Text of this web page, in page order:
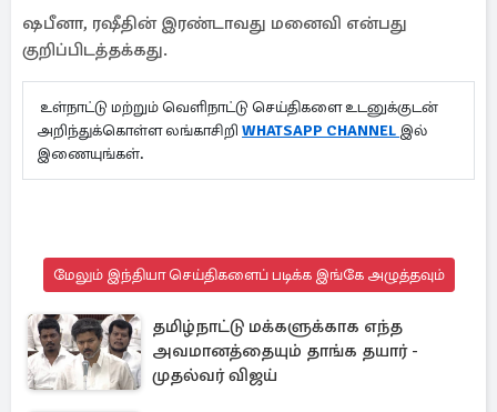
ஷபீனா, ரஷீதின் இரண்டாவது மனைவி என்பது
குறிப்பிடத்தக்கது.
உள்நாட்டு மற்றும் வெளிநாட்டு செய்திகளை உடனுக்குடன்
அறிந்துக்கொள்ள லங்காசிறி WHATSAPP CHANNEL இல்
இணையுங்கள்.
மேலும் இந்தியா செய்திகளைப் படிக்க இங்கே அழுத்தவும்
தமிழ்நாட்டு மக்களுக்காக எந்த
அவமானத்தையும் தாங்க தயார் -
முதல்வர் விஜய்